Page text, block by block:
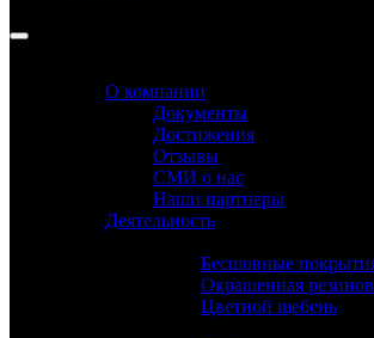
О компании
Документы
Достижения
Отзывы
СМИ о нас
Наши партнеры
Деятельность
Бесшовные
Окрашенная
Цветной щебень